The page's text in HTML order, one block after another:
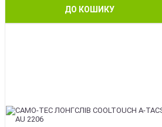
ДО КОШИКУ